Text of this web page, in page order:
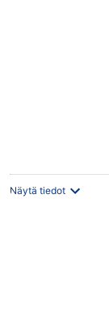
Näytä tiedot